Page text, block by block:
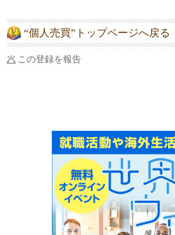
“個人売買”トップページへ戻る
この登録を報告